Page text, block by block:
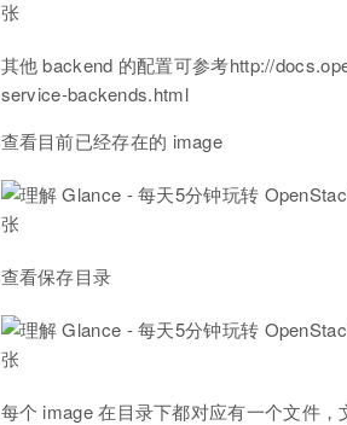
其他 backend 的配置可参考http://
service-backends.html
查看目前已经存在的 image
查看保存目录
每个 image 在目录下都对应有一个文件，